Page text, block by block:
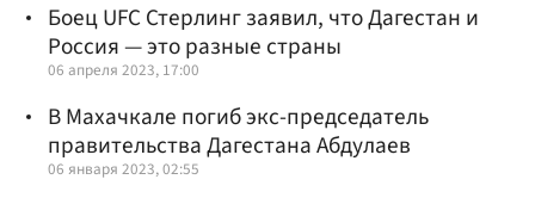
Боец UFC Стерлинг заявил, что Дагестан и
Россия — это разные страны
06 апреля 2023, 17:00
В Махачкале погиб экс-председатель
правительства Дагестана Абдулаев
06 января 2023, 02:55